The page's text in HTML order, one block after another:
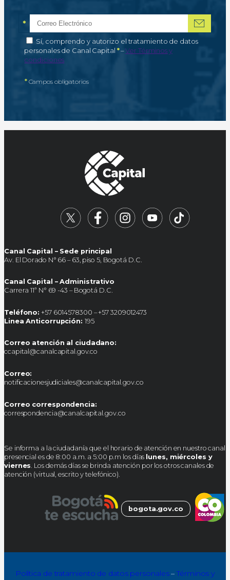
Correo electrónico
*Campo obligatorio
Autorización de tratamiento de datos personales
Sí, comprendo y autorizo el tratamiento de datos
personales de Canal Capital *–Campo obligatorio
Ver Términos y
condiciones
*Campos obligatorios
Canal Capital – Sede principal
Av. El Dorado N° 66 – 63, piso 5, Bogotá D.C.
Canal Capital – Administrativo
Carrera 11ª N° 69 -43 – Bogotá D.C.
Teléfono: +57 6014578300 – +57 3209012473
Linea Anticorrupción: 195
Correo atención al ciudadano:
ccapital@canalcapital.gov.co
Correo:
notificacionesjudiciales@canalcapital.gov.co
Correo correspondencia:
correspondencia@canalcapital.gov.co
Se informa a la ciudadanía que el horario de atención en nuestro canal
presencial es de 8:00 a.m. a 5:00 p.m los días lunes, miércoles y
viernes . Los demás días se brinda atención por los otros canales de
atención (virtual, escrito y telefónico).
bogota.gov.co
Política de tratamiento de datos personales–Términos y